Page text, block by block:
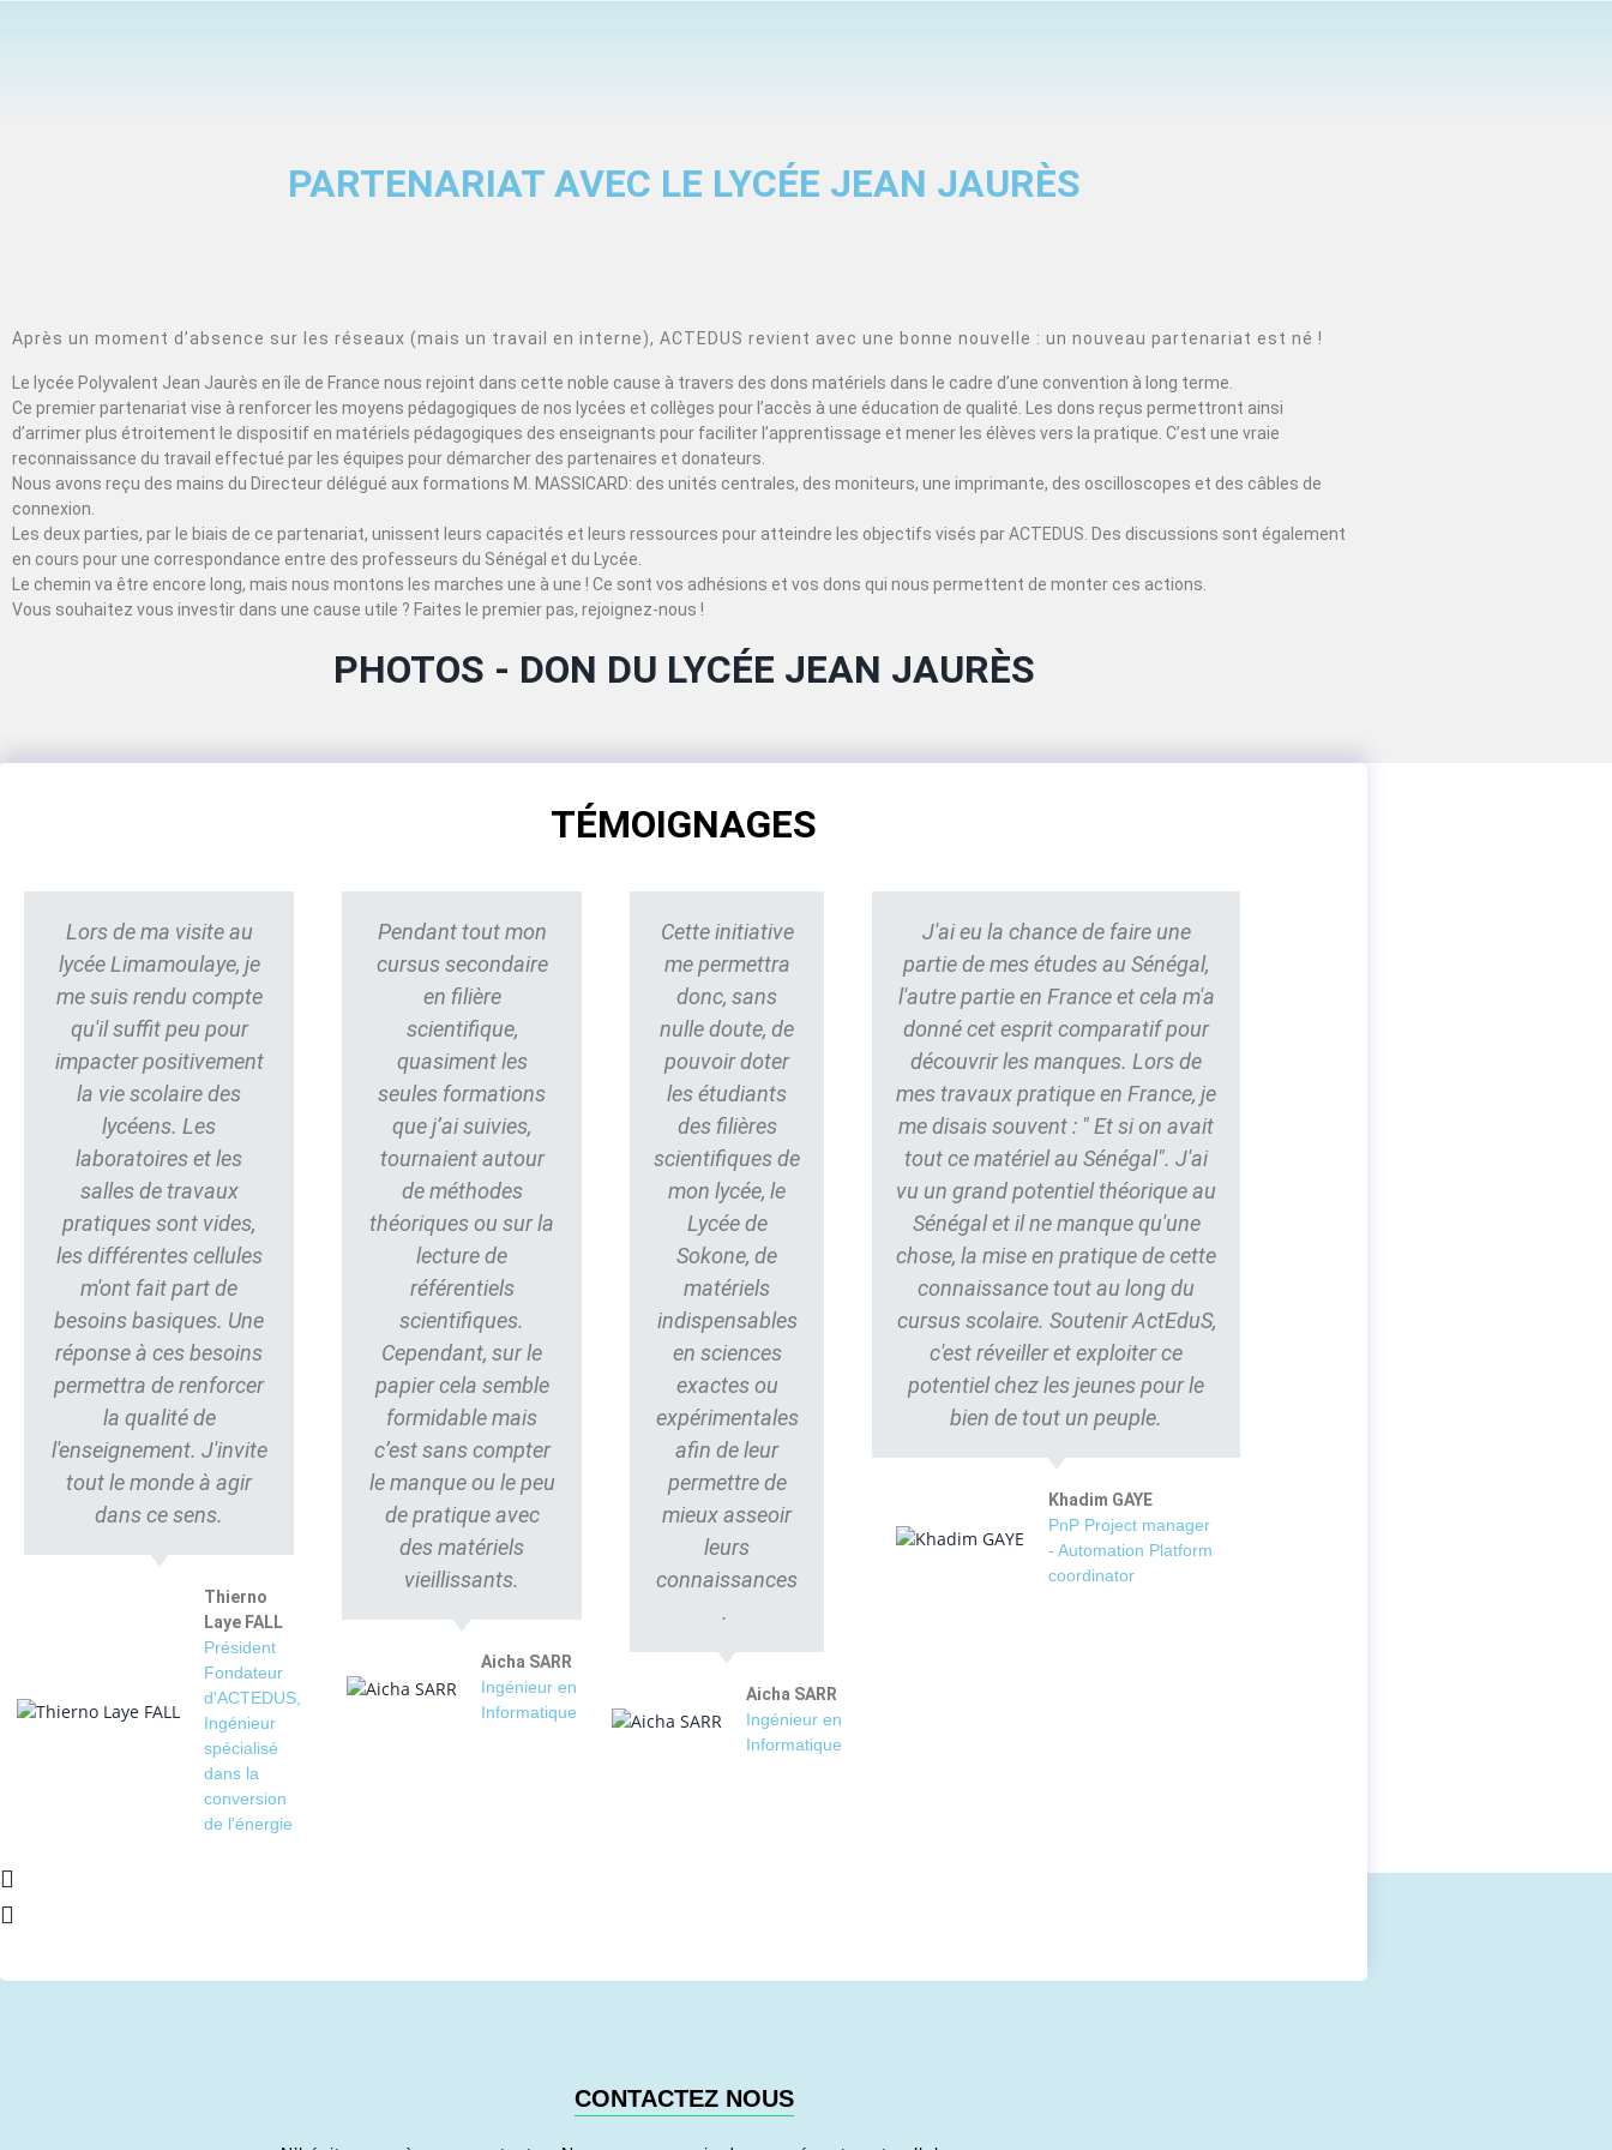
PARTENARIAT AVEC LE LYCÉE JEAN JAURÈS
Après un moment d’absence sur les réseaux (mais un travail en interne), ACTEDUS revient avec une bonne nouvelle : un nouveau partenariat est né !
Le lycée Polyvalent Jean Jaurès en île de France nous rejoint dans cette noble cause à travers des dons matériels dans le cadre d’une convention à long terme.
Ce premier partenariat vise à renforcer les moyens pédagogiques de nos lycées et collèges pour l’accès à une éducation de qualité. Les dons reçus permettront ainsi
d’arrimer plus étroitement le dispositif en matériels pédagogiques des enseignants pour faciliter l’apprentissage et mener les élèves vers la pratique. C’est une vraie
reconnaissance du travail effectué par les équipes pour démarcher des partenaires et donateurs.
Nous avons reçu des mains du Directeur délégué aux formations M. MASSICARD: des unités centrales, des moniteurs, une imprimante, des oscilloscopes et des câbles de
connexion.
Les deux parties, par le biais de ce partenariat, unissent leurs capacités et leurs ressources pour atteindre les objectifs visés par ACTEDUS. Des discussions sont également
en cours pour une correspondance entre des professeurs du Sénégal et du Lycée.
Le chemin va être encore long, mais nous montons les marches une à une ! Ce sont vos adhésions et vos dons qui nous permettent de monter ces actions.
Vous souhaitez vous investir dans une cause utile ? Faites le premier pas, rejoignez-nous !
PHOTOS - DON DU LYCÉE JEAN JAURÈS
TÉMOIGNAGES
Lors de ma visite au
lycée Limamoulaye, je
me suis rendu compte
qu'il suffit peu pour
impacter positivement
la vie scolaire des
lycéens. Les
laboratoires et les
salles de travaux
pratiques sont vides,
les différentes cellules
m'ont fait part de
besoins basiques. Une
réponse à ces besoins
permettra de renforcer
la qualité de
l'enseignement. J'invite
tout le monde à agir
dans ce sens.
Thierno
Laye FALL
Président
Fondateur
d'ACTEDUS,
Ingénieur
spécialisé
dans la
conversion
de l'énergie
Pendant tout mon
cursus secondaire
en filière
scientifique,
quasiment les
seules formations
que j’ai suivies,
tournaient autour
de méthodes
théoriques ou sur la
lecture de
référentiels
scientifiques.
Cependant, sur le
papier cela semble
formidable mais
c’est sans compter
le manque ou le peu
de pratique avec
des matériels
vieillissants.
Aicha SARR
Ingénieur en
Informatique
Cette initiative
me permettra
donc, sans
nulle doute, de
pouvoir doter
les étudiants
des filières
scientifiques de
mon lycée, le
Lycée de
Sokone, de
matériels
indispensables
en sciences
exactes ou
expérimentales
afin de leur
permettre de
mieux asseoir
leurs
connaissances
.
Aicha SARR
Ingénieur en
Informatique
J'ai eu la chance de faire une
partie de mes études au Sénégal,
l'autre partie en France et cela m'a
donné cet esprit comparatif pour
découvrir les manques. Lors de
mes travaux pratique en France, je
me disais souvent : " Et si on avait
tout ce matériel au Sénégal". J'ai
vu un grand potentiel théorique au
Sénégal et il ne manque qu'une
chose, la mise en pratique de cette
connaissance tout au long du
cursus scolaire. Soutenir ActEduS,
c'est réveiller et exploiter ce
potentiel chez les jeunes pour le
bien de tout un peuple.
Khadim GAYE
PnP Project manager
- Automation Platform
coordinator
CONTACTEZ NOUS